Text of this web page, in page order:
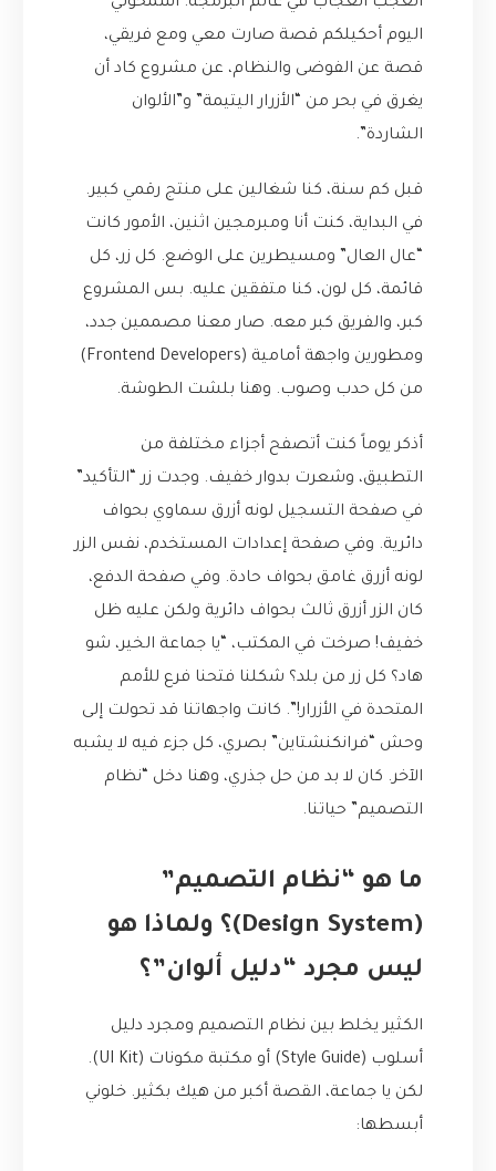
العجب العجاب في عالم البرمجة. اسمحولي
اليوم أحكيلكم قصة صارت معي ومع فريقي،
قصة عن الفوضى والنظام، عن مشروع كاد أن
يغرق في بحر من “الأزرار اليتيمة” و”الألوان
الشاردة”.
قبل كم سنة، كنا شغالين على منتج رقمي كبير.
في البداية، كنت أنا ومبرمجين اثنين، الأمور كانت
“عال العال” ومسيطرين على الوضع. كل زر، كل
قائمة، كل لون، كنا متفقين عليه. بس المشروع
كبر، والفريق كبر معه. صار معنا مصممين جدد،
ومطورين واجهة أمامية (Frontend Developers)
من كل حدب وصوب. وهنا بلشت الطوشة.
أذكر يوماً كنت أتصفح أجزاء مختلفة من
التطبيق، وشعرت بدوار خفيف. وجدت زر “التأكيد”
في صفحة التسجيل لونه أزرق سماوي بحواف
دائرية. وفي صفحة إعدادات المستخدم، نفس الزر
لونه أزرق غامق بحواف حادة. وفي صفحة الدفع،
كان الزر أزرق ثالث بحواف دائرية ولكن عليه ظل
خفيف! صرخت في المكتب، “يا جماعة الخير، شو
هاد؟ كل زر من بلد؟ شكلنا فتحنا فرع للأمم
المتحدة في الأزرار!”. كانت واجهاتنا قد تحولت إلى
وحش “فرانكنشتاين” بصري، كل جزء فيه لا يشبه
الآخر. كان لا بد من حل جذري، وهنا دخل “نظام
التصميم” حياتنا.
ما هو “نظام التصميم”
(Design System)؟ ولماذا هو
ليس مجرد “دليل ألوان”؟
الكثير يخلط بين نظام التصميم ومجرد دليل
أسلوب (Style Guide) أو مكتبة مكونات (UI Kit).
لكن يا جماعة، القصة أكبر من هيك بكثير. خلوني
أبسطها: